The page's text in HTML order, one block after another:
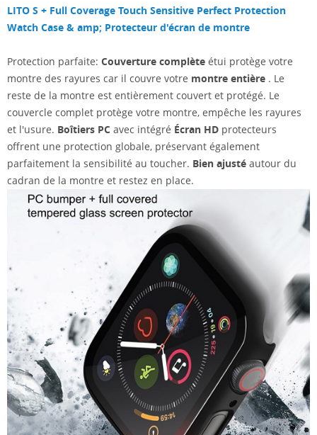
LITO S + Full Coverage Touch Sensitive Perfect Protection
Watch Case & amp; Protecteur d'écran de montre
Protection parfaite: Couverture complète étui protège votre
montre des rayures car il couvre votre montre entière . Le
reste de la montre est entièrement couvert et protégé. Le
couvercle complet protège votre montre, empêche les rayures
et l'usure. Boîtiers PC avec intégré Écran HD protecteurs
offrent une protection globale, préservant également
parfaitement la sensibilité au toucher. Bien ajusté autour du
cadran de la montre et restez en place.